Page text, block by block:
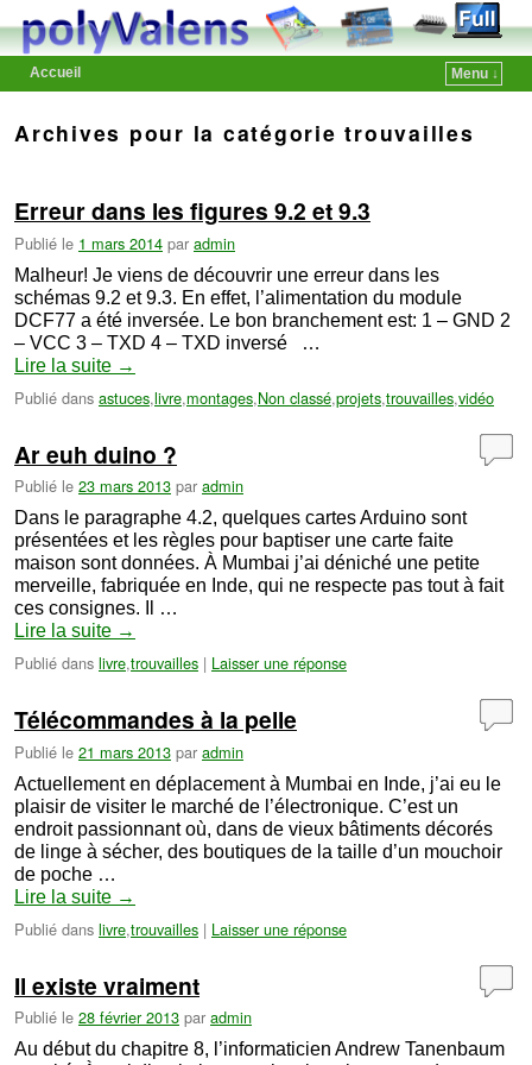
Accueil
Menu ↓
Archives pour la catégorietrouvailles
Erreur dans les figures 9.2 et 9.3
Publié le 1 mars 2014 par admin
Malheur! Je viens de découvrir une erreur dans les
schémas 9.2 et 9.3. En effet, l’alimentation du module
DCF77 a été inversée. Le bon branchement est: 1 – GND 2
– VCC 3 – TXD 4 – TXD inversé …
Lire la suite →
Publié dans astuces,livre,montages,Non classé,projets,trouvailles,vidéo
Ar euh duino ?
Publié le 23 mars 2013 par admin
Dans le paragraphe 4.2, quelques cartes Arduino sont
présentées et les règles pour baptiser une carte faite
maison sont données. À Mumbai j’ai déniché une petite
merveille, fabriquée en Inde, qui ne respecte pas tout à fait
ces consignes. Il …
Lire la suite →
Publié dans livre,trouvailles | Laisser une réponse
Télécommandes à la pelle
Publié le 21 mars 2013 par admin
Actuellement en déplacement à Mumbai en Inde, j’ai eu le
plaisir de visiter le marché de l’électronique. C’est un
endroit passionnant où, dans de vieux bâtiments décorés
de linge à sécher, des boutiques de la taille d’un mouchoir
de poche …
Lire la suite →
Publié dans livre,trouvailles | Laisser une réponse
Il existe vraiment
Publié le 28 février 2013 par admin
Au début du chapitre 8, l’informaticien Andrew Tanenbaum